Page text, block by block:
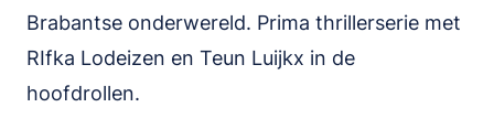
Brabantse onderwereld. Prima thrillerserie met
RIfka Lodeizen en Teun Luijkx in de
hoofdrollen.